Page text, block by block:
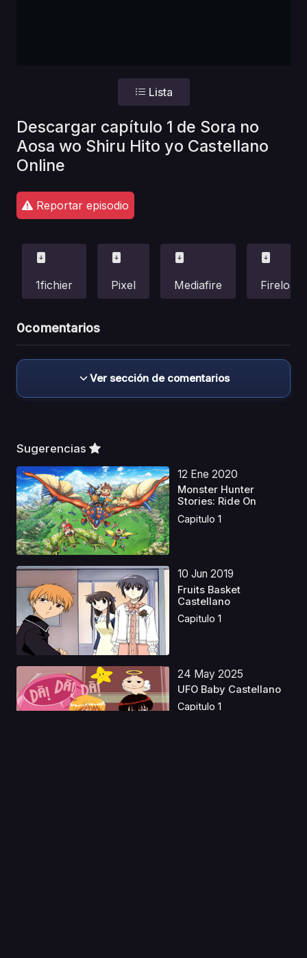
Lista
Descargar capítulo 1 de Sora no
Aosa wo Shiru Hito yo Castellano
Online
Reportar episodio
1fichier Pixel Mediafire Fireload
0comentarios
Ver sección de comentarios
Sugerencias
12 Ene 2020
Monster Hunter
Stories: Ride On
Capitulo 1
10 Jun 2019
Fruits Basket
Castellano
Capitulo 1
24 May 2025
UFO Baby Castellano
Capitulo 1